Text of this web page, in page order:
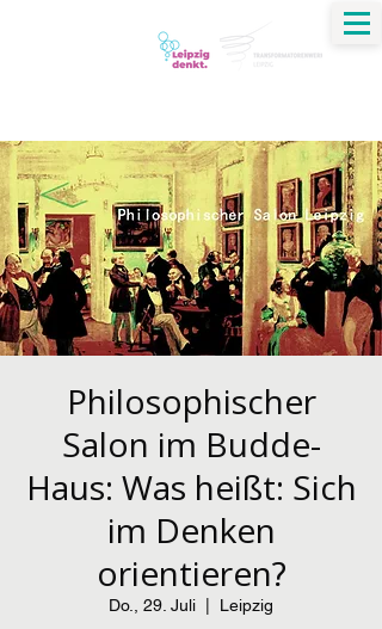
Philosophischer
Salon im Budde-
Haus: Was heißt: Sich
im Denken
orientieren?
Do., 29. Juli Leipzig